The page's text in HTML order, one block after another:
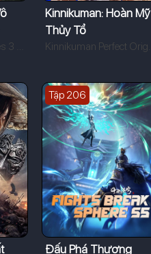
Brotherhood of Blades 3 (2024)
Kinnikuman: Hoàn Mỹ
Thủy Tổ
Tập 206
Đấu Phá Thương